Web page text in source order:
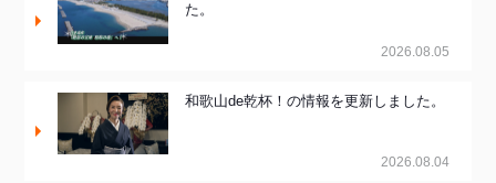
た。
2026.08.05
和歌山de乾杯！の情報を更新しました。
2026.08.04